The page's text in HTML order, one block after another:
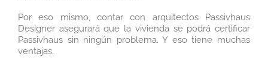
Por eso mismo, contar con arquitectos Passivhaus
Designer asegurará que la vivienda se podrá certificar
Passivhaus sin ningún problema. Y eso tiene muchas
ventajas.